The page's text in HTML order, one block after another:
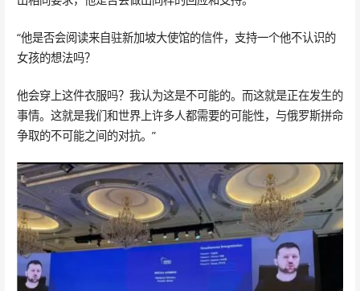
“他是否会阅读来自驻新加坡大使馆的信件，支持一个他不认识的
女孩的想法吗？
他会穿上这件衣服吗？我认为这是不可能的。而这就是正在发生的
事情。这就是我们和世界上许多人都需要的可能性，与俄罗斯拼命
争取的不可能之间的对抗。”